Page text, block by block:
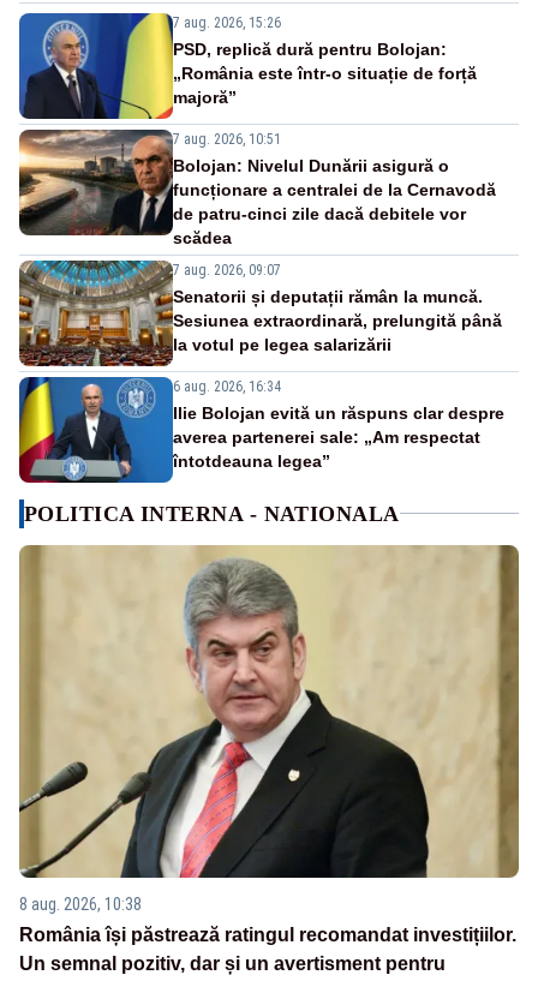
7 aug. 2026, 15:26
PSD, replică dură pentru Bolojan:
„România este într-o situație de forță
majoră”
7 aug. 2026, 10:51
Bolojan: Nivelul Dunării asigură o
funcționare a centralei de la Cernavodă
de patru-cinci zile dacă debitele vor
scădea
7 aug. 2026, 09:07
Senatorii și deputații rămân la muncă.
Sesiunea extraordinară, prelungită până
la votul pe legea salarizării
6 aug. 2026, 16:34
Ilie Bolojan evită un răspuns clar despre
averea partenerei sale: „Am respectat
întotdeauna legea”
POLITICA INTERNA - NATIONALA
8 aug. 2026, 10:38
România își păstrează ratingul recomandat investițiilor.
Un semnal pozitiv, dar și un avertisment pentru